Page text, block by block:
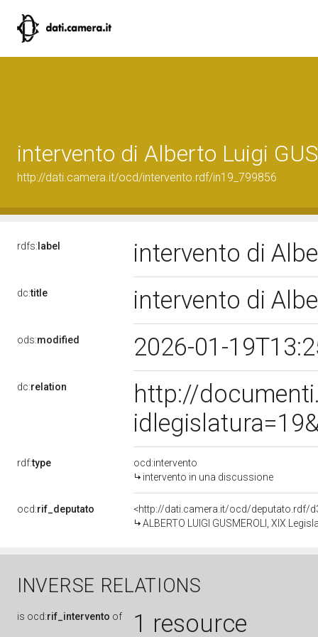
intervento di Alberto Luigi
http://dati.camera.it/ocd/intervento.rdf/in19_799856
rdfs: label intervento di
dc:title intervento di
ods:modified 2026-01-
dc:relation
http://
rdf:type
ocd:intervento
intervento in una discussione
ocd:rif_deputato
<http://dati.camera.it/ocd/deputato.rdf/
ALBERTO LUIGI GUSMEROLI, XIX
INVERSE RELATIONS
is ocd:rif_intervento of 1 resource